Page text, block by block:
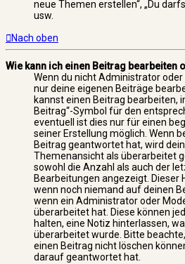
neue Themen erstellen“, „Du
usw.
Nach oben
Wie kann ich einen Beitrag bearbeiten
Wenn du nicht Administrator
nur deine eigenen Beiträge
kannst einen Beitrag bearbeiten,
Beitrag“-Symbol für den
eventuell ist dies nur für einen
seiner Erstellung möglich. Wenn
Beitrag geantwortet hat, wird
Themenansicht als überarbeitet
sowohl die Anzahl als auch der
Bearbeitungen angezeigt. Dieser
wenn noch niemand auf deinen
wenn ein Administrator oder
überarbeitet hat. Diese können
halten, eine Notiz hinterlassen,
überarbeitet wurde. Bitte
einen Beitrag nicht löschen
darauf geantwortet hat.